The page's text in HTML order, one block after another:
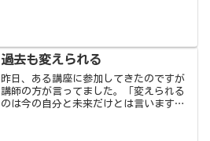
過去も変えられる
昨日、ある講座に参加してきたのですが
講師の方が言ってました。「変えられる
のは今の自分と未来だけとは言います